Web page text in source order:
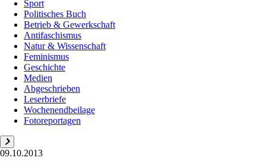
Sport
Politisches Buch
Betrieb & Gewerkschaft
Antifaschismus
Natur & Wissenschaft
Feminismus
Geschichte
Medien
Abgeschrieben
Leserbriefe
Wochenendbeilage
Fotoreportagen
09.10.2013